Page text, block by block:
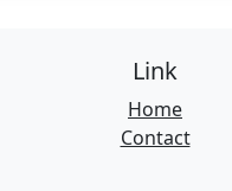
Link
Home
Contact